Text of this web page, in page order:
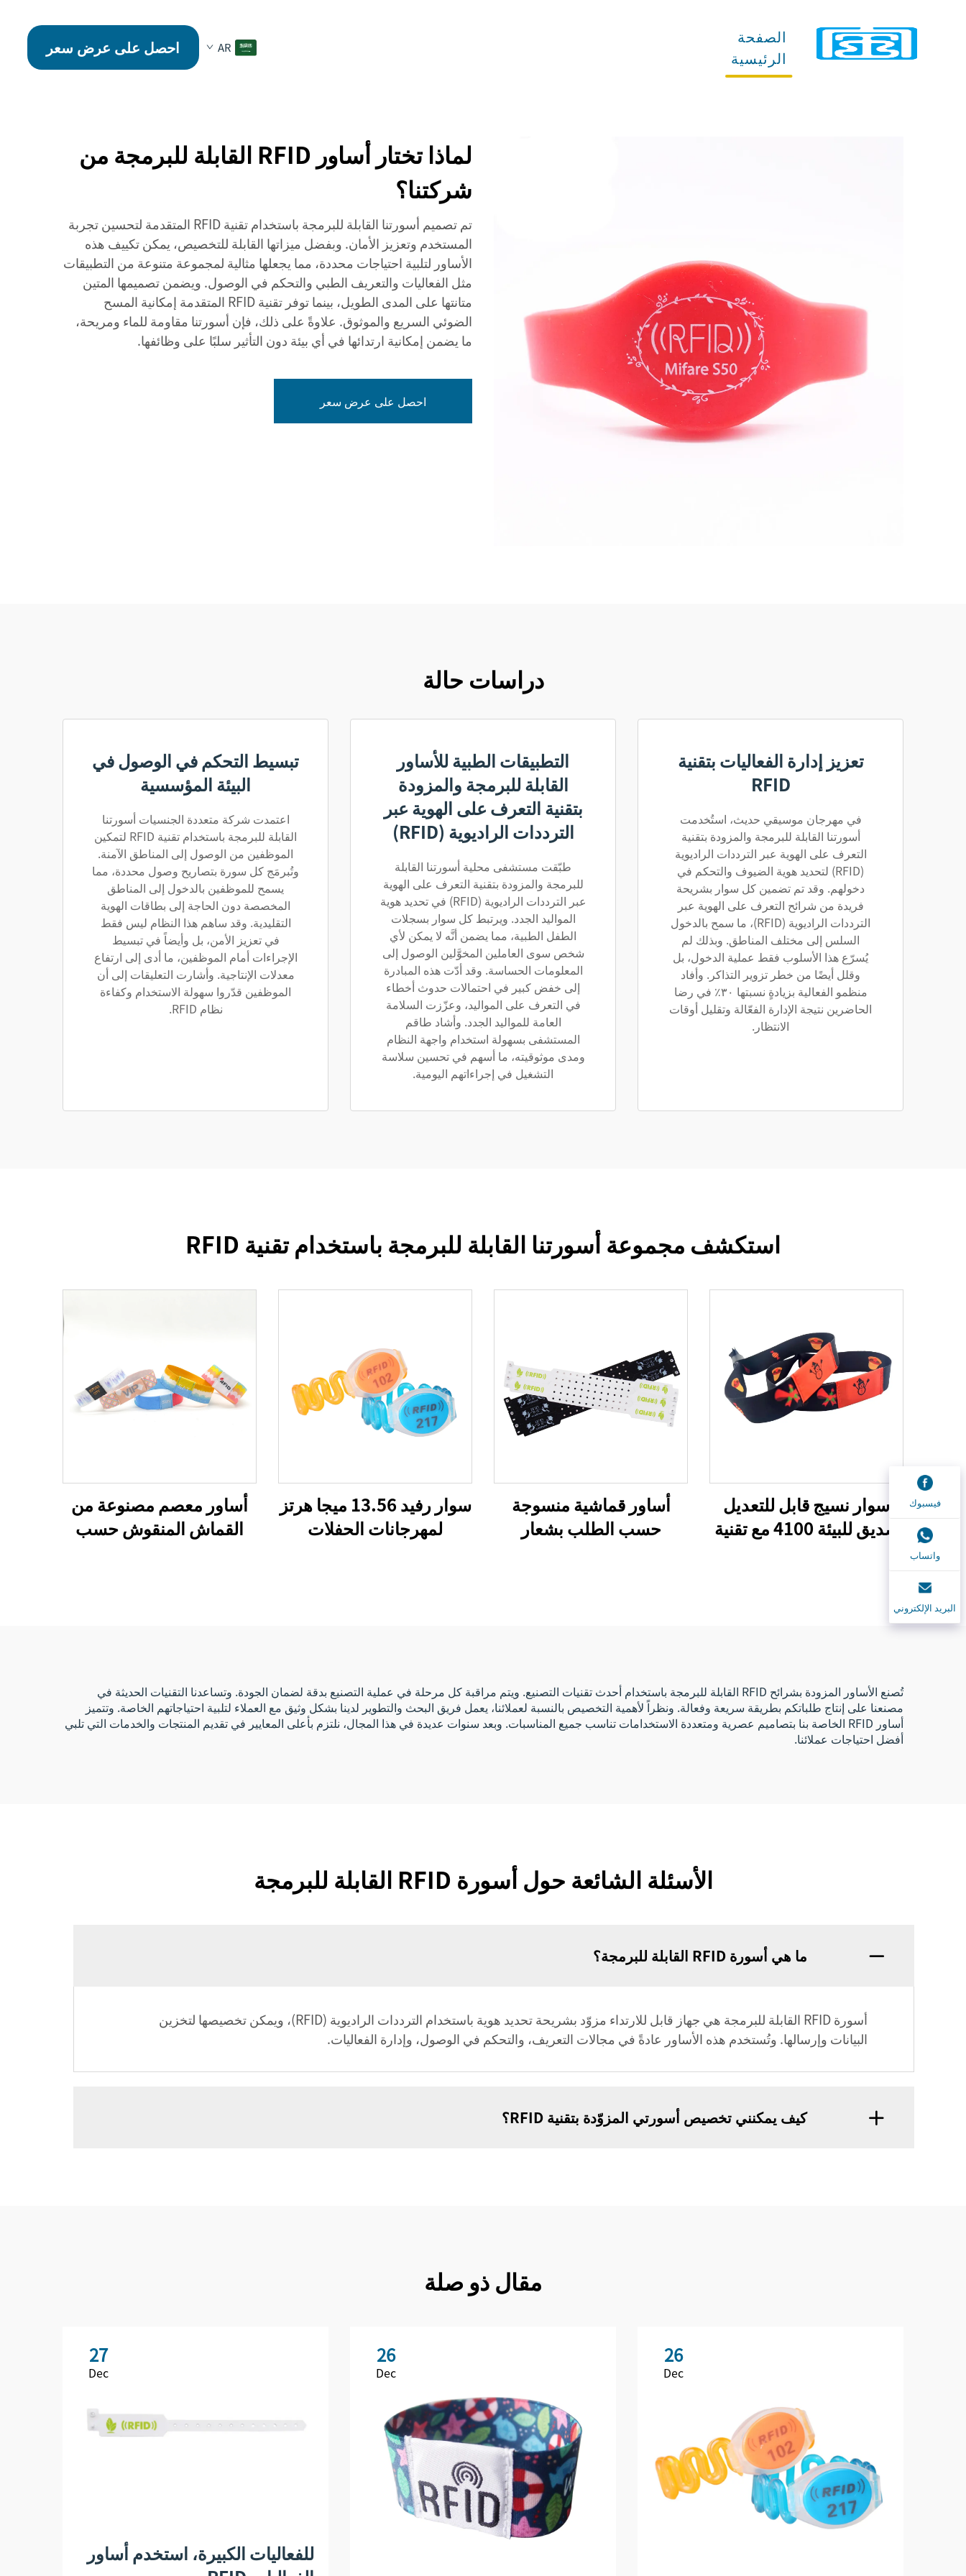
الصفحة
الرئيسية
AR احصل على عرض سعر
لماذا تختار أساور RFID القابلة للبرمجة من
شركتنا؟
تم تصميم أسورتنا القابلة للبرمجة باستخدام تقنية RFID المتقدمة لتحسين تجربة
المستخدم وتعزيز الأمان. وبفضل ميزاتها القابلة للتخصيص، يمكن تكييف هذه
الأساور لتلبية احتياجات محددة، مما يجعلها مثالية لمجموعة متنوعة من التطبيقات
مثل الفعاليات والتعريف الطبي والتحكم في الوصول. ويضمن تصميمها المتين
متانتها على المدى الطويل، بينما توفر تقنية RFID المتقدمة إمكانية المسح
الضوئي السريع والموثوق. علاوةً على ذلك، فإن أسورتنا مقاومة للماء ومريحة،
ما يضمن إمكانية ارتدائها في أي بيئة دون التأثير سلبًا على وظائفها.
احصل على عرض سعر
دراسات حالة
تعزيز إدارة الفعاليات بتقنية
RFID
في مهرجان موسيقي حديث، استُخدمت
أسورتنا القابلة للبرمجة والمزودة بتقنية
التعرف على الهوية عبر الترددات الراديوية
(RFID) لتحديد هوية الضيوف والتحكم في
دخولهم. وقد تم تضمين كل سوار بشريحة
فريدة من شرائح التعرف على الهوية عبر
الترددات الراديوية (RFID)، ما سمح بالدخول
السلس إلى مختلف المناطق. وبذلك لم
يُسرّع هذا الأسلوب فقط عملية الدخول، بل
وقلل أيضًا من خطر تزوير التذاكر. وأفاد
منظمو الفعالية بزيادةٍ نسبتها ٣٠٪ في رضا
الحاضرين نتيجة الإدارة الفعّالة وتقليل أوقات
الانتظار.
التطبيقات الطبية للأساور
القابلة للبرمجة والمزودة
بتقنية التعرف على الهوية عبر
الترددات الراديوية (RFID)
طبّقت مستشفى محلية أسورتنا القابلة
للبرمجة والمزودة بتقنية التعرف على الهوية
عبر الترددات الراديوية (RFID) في تحديد هوية
المواليد الجدد. ويرتبط كل سوار بسجلات
الطفل الطبية، مما يضمن أنَّه لا يمكن لأي
شخص سوى العاملين المخوَّلين الوصول إلى
المعلومات الحساسة. وقد أدّت هذه المبادرة
إلى خفض كبير في احتمالات حدوث أخطاء
في التعرف على المواليد، وعزّزت السلامة
العامة للمواليد الجدد. وأشاد طاقم
المستشفى بسهولة استخدام واجهة النظام
ومدى موثوقيته، ما أسهم في تحسين سلاسة
التشغيل في إجراءاتهم اليومية.
تبسيط التحكم في الوصول في
البيئة المؤسسية
اعتمدت شركة متعددة الجنسيات أسورتنا
القابلة للبرمجة باستخدام تقنية RFID لتمكين
الموظفين من الوصول إلى المناطق الآمنة.
وتُبرمَج كل سورة بتصاريح وصول محددة، مما
يسمح للموظفين بالدخول إلى المناطق
المخصصة دون الحاجة إلى بطاقات الهوية
التقليدية. وقد ساهم هذا النظام ليس فقط
في تعزيز الأمن، بل وأيضاً في تبسيط
الإجراءات أمام الموظفين، ما أدى إلى ارتفاع
معدلات الإنتاجية. وأشارت التعليقات إلى أن
الموظفين قدّروا سهولة الاستخدام وكفاءة
نظام RFID.
استكشف مجموعة أسورتنا القابلة للبرمجة باستخدام تقنية RFID
سوار نسيج قابل للتعديل
صديق للبيئة 4100 مع تقنية
أساور قماشية منسوجة
حسب الطلب بشعار
سوار رفيد 13.56 ميجا هرتز
لمهرجانات الحفلات
أساور معصم مصنوعة من
القماش المنقوش حسب
تُصنع الأساور المزودة بشرائح RFID القابلة للبرمجة باستخدام أحدث تقنيات التصنيع. ويتم مراقبة كل مرحلة في عملية التصنيع بدقة لضمان الجودة. وتساعدنا التقنيات الحديثة في
مصنعنا على إنتاج طلباتكم بطريقة سريعة وفعالة. ونظراً لأهمية التخصيص بالنسبة لعملائنا، يعمل فريق البحث والتطوير لدينا بشكل وثيق مع العملاء لتلبية احتياجاتهم الخاصة. وتتميز
أساور RFID الخاصة بنا بتصاميم عصرية ومتعددة الاستخدامات تناسب جميع المناسبات. وبعد سنوات عديدة في هذا المجال، نلتزم بأعلى المعايير في تقديم المنتجات والخدمات التي تلبي
أفضل احتياجات عملائنا.
الأسئلة الشائعة حول أسورة RFID القابلة للبرمجة
ما هي أسورة RFID القابلة للبرمجة؟
أسورة RFID القابلة للبرمجة هي جهاز قابل للارتداء مزوّد بشريحة تحديد هوية باستخدام الترددات الراديوية (RFID)، ويمكن تخصيصها لتخزين
البيانات وإرسالها. وتُستخدم هذه الأساور عادةً في مجالات التعريف، والتحكم في الوصول، وإدارة الفعاليات.
كيف يمكنني تخصيص أسورتي المزوّدة بتقنية RFID؟
مقال ذو صلة
26
Dec
26
Dec
27
Dec
للفعاليات الكبيرة، استخدم أساور
فيسبوك
واتساب
البريد الإلكتروني